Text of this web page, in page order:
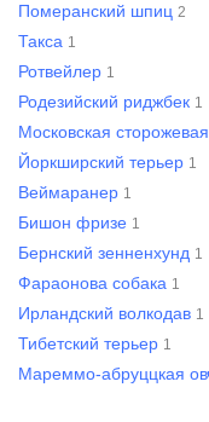
Померанский шпиц 2
Такса 1
Ротвейлер 1
Родезийский риджбек 1
Московская сторожевая
Йоркширский терьер 1
Веймаранер 1
Бишон фризе 1
Бернский зенненхунд 1
Фараонова собака 1
Ирландский волкодав 1
Тибетский терьер 1
Мареммо-абруццкая